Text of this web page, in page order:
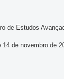
de Estudos
14 de novembro de